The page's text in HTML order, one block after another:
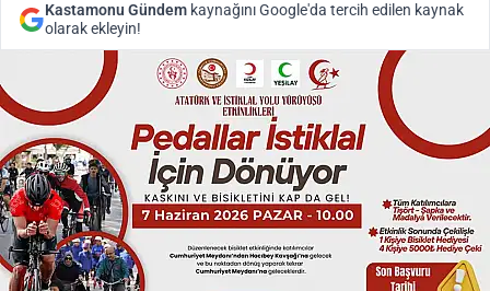
Kastamonu Gündem kaynağını Google'da tercih edilen kaynak
olarak ekleyin!